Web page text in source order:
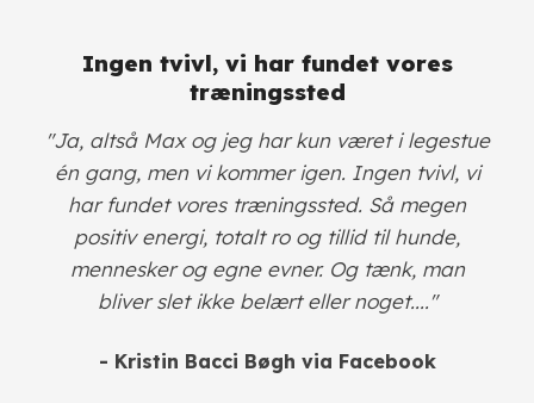
Ingen tvivl, vi har fundet vores
træningssted
"Ja, altså Max og jeg har kun været i legestue
én gang, men vi kommer igen. Ingen tvivl, vi
har fundet vores træningssted. Så megen
positiv energi, totalt ro og tillid til hunde,
mennesker og egne evner. Og tænk, man
bliver slet ikke belært eller noget...."
- Kristin Bacci Bøgh via Facebook